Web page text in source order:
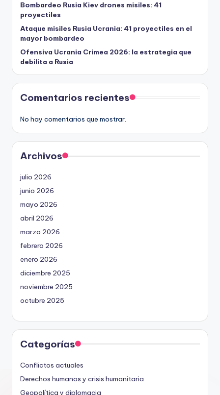
Bombardeo Rusia Kiev drones misiles: 41
proyectiles
Ataque misiles Rusia Ucrania: 41 proyectiles en el
mayor bombardeo
Ofensiva Ucrania Crimea 2026: la estrategia que
debilita a Rusia
Comentarios recientes
No hay comentarios que mostrar.
Archivos
julio 2026
junio 2026
mayo 2026
abril 2026
marzo 2026
febrero 2026
enero 2026
diciembre 2025
noviembre 2025
octubre 2025
Categorías
Conflictos actuales
Derechos humanos y crisis humanitaria
Geopolítica y diplomacia